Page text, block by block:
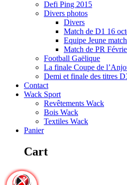
Defi Ping 2015
Divers photos
Divers
Match de D1 16
Equipe Jeune
Match de PR
Football Gaëlique
La finale Coupe de
Demi et finale des titres
Contact
Wack Sport
Revêtements Wack
Bois Wack
Textiles Wack
Panier
Cart